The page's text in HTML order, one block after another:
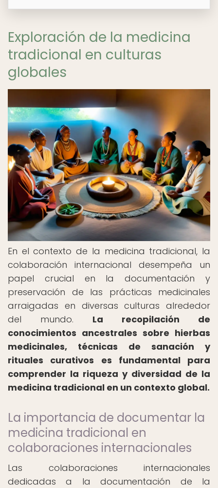
Exploración de la medicina
tradicional en culturas
globales
En el contexto de la medicina tradicional, la
colaboración internacional desempeña un
papel crucial en la documentación y
preservación de las prácticas medicinales
arraigadas en diversas culturas alrededor
del mundo. La recopilación de
conocimientos ancestrales sobre hierbas
medicinales, técnicas de sanación y
rituales curativos es fundamental para
comprender la riqueza y diversidad de la
medicina tradicional en un contexto global.
La importancia de documentar la
medicina tradicional en
colaboraciones internacionales
Las colaboraciones internacionales
dedicadas a la documentación de la